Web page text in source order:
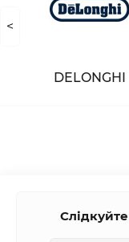
<
DELONGHI